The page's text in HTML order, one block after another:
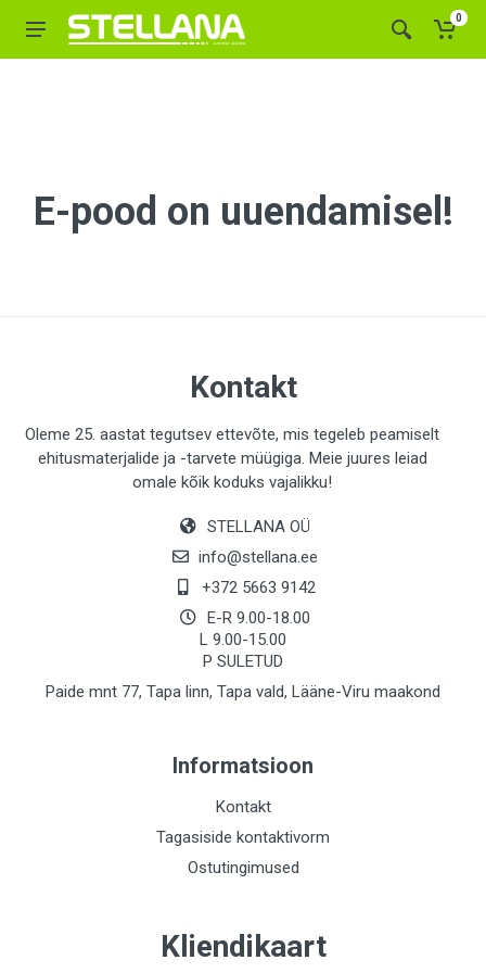
0
E-pood on uuendamisel!
Kontakt
Oleme 25. aastat tegutsev ettevõte, mis tegeleb peamiselt
ehitusmaterjalide ja -tarvete müügiga. Meie juures leiad
omale kõik koduks vajalikku!
STELLANA OÜ
info@stellana.ee
+372 5663 9142
E-R 9.00-18.00
L 9.00-15.00
P SULETUD
Paide mnt 77, Tapa linn, Tapa vald, Lääne-Viru maakond
Informatsioon
Kontakt
Tagasiside kontaktivorm
Ostutingimused
Kliendikaart